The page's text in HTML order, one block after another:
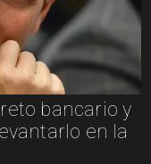
bancario y
en la